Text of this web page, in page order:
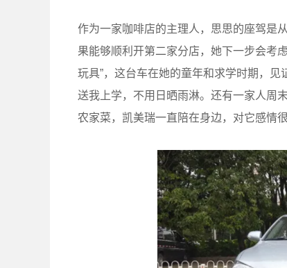
作为一家咖啡店的主理人，思思的座驾是
果能够顺利开第二家分店，她下一步会考
玩具”，这台车在她的童年和求学时期，
送我上学，不用日晒雨淋。还有一家人周
农家菜，凯美瑞一直陪在身边，对它感情